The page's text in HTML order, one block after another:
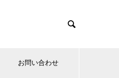

お問い合わせ